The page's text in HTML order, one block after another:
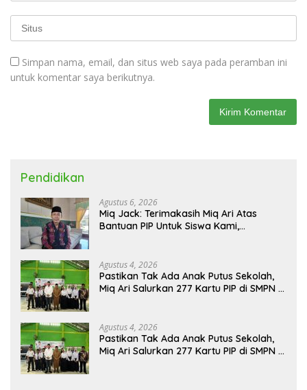
Simpan nama, email, dan situs web saya pada peramban ini
untuk komentar saya berikutnya.
Pendidikan
Agustus 6, 2026
Miq Jack: Terimakasih Miq Ari Atas
Bantuan PIP Untuk Siswa Kami,
Agustus 4, 2026
Pastikan Tak Ada Anak Putus Sekolah,
Miq Ari Salurkan 277 Kartu PIP di SMPN 2
Agustus 4, 2026
Pastikan Tak Ada Anak Putus Sekolah,
Miq Ari Salurkan 277 Kartu PIP di SMPN 2